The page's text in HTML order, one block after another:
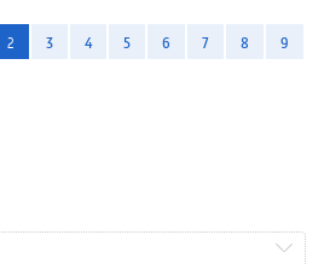
2 3 4 5 6 7 8
9